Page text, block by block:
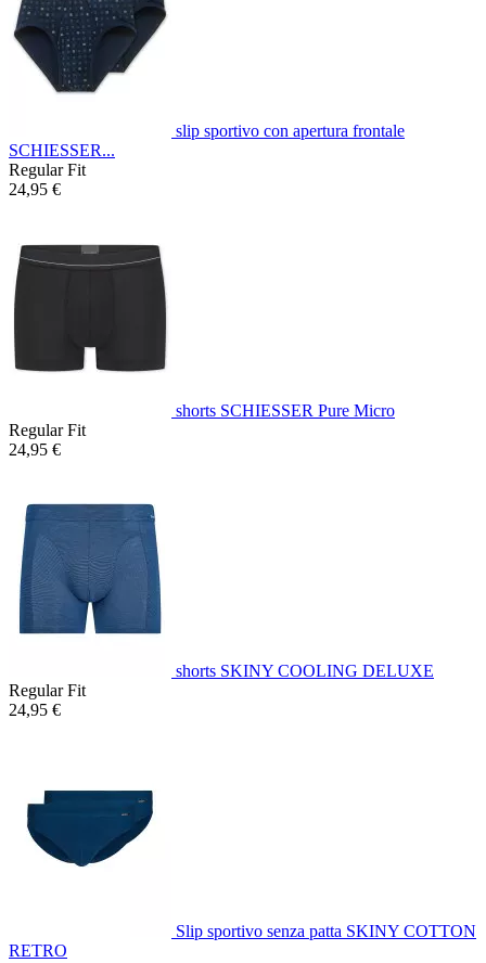
slip sportivo con apertura frontale
SCHIESSER...
Regular Fit
24,95 €
shorts SCHIESSER Pure Micro
Regular Fit
24,95 €
shorts SKINY COOLING DELUXE
Regular Fit
24,95 €
Slip sportivo senza patta SKINY COTTON
RETRO